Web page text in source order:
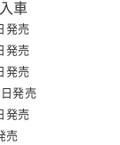
車
発売
発売
発売
発売
発売
売